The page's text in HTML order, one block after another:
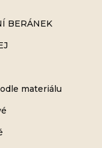
BERÁNEK
materiálu